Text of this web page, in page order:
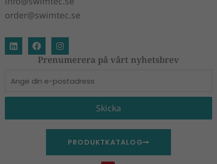
order@swimtec.se
L
i
e
d
F
a
c
b
o
I
n
s
g
Prenumerera på vårt nyhetsbrev
Skicka
PRODUKTKATALOG